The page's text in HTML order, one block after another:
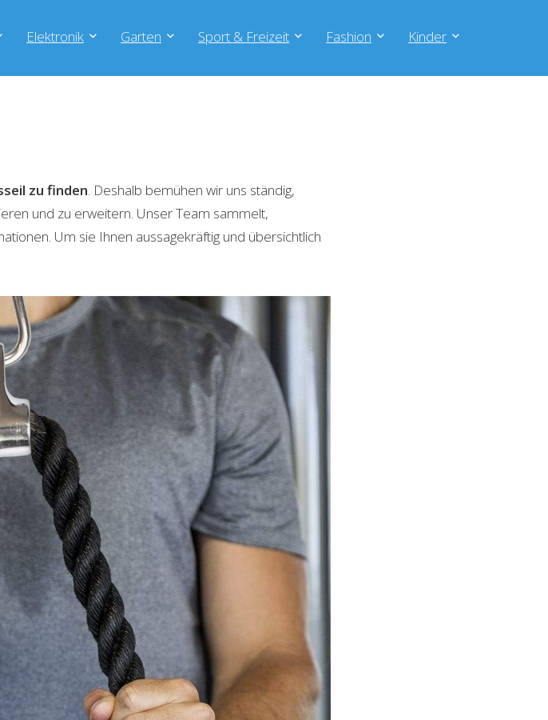
Elektronik Garten Sport & Freizeit Fashion Kinder
zu finden. Deshalb bemühen wir uns ständig,
und zu erweitern. Unser Team sammelt,
Um sie Ihnen aussagekräftig und übersichtlich